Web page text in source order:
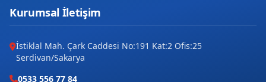
Kurumsal İletişim
İstiklal Mah. Çark Caddesi No:191 Kat:2 Ofis:25
Serdivan/Sakarya
0533 556 77 84